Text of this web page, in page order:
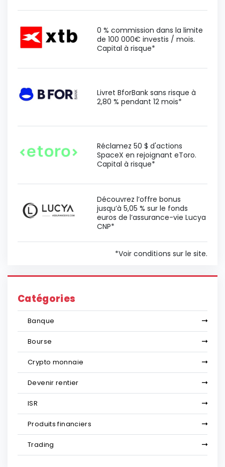
0 % commission dans la limite
de 100 000€ investis / mois.
Capital à risque*
Livret BforBank sans risque à
2,80 % pendant 12 mois*
Réclamez 50 $ d'actions
SpaceX en rejoignant eToro.
Capital à risque*
Découvrez l’offre bonus
jusqu’à 5,05 % sur le fonds
euros de l’assurance-vie Lucya
CNP*
*Voir conditions sur le site.
Catégories
Banque
Bourse
Crypto monnaie
Devenir rentier
ISR
Produits financiers
Trading